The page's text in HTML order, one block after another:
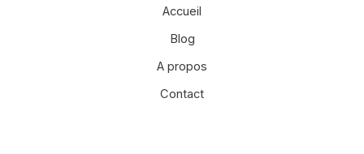
Accueil
Blog
A propos
Contact